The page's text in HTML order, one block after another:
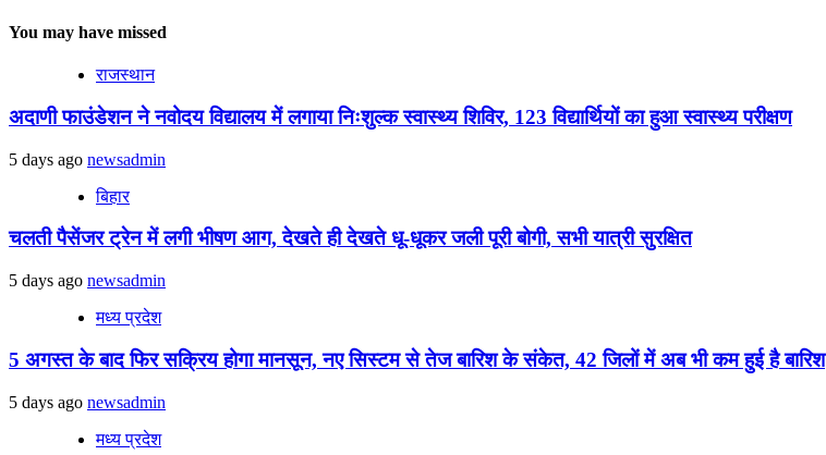
You may have missed
राजस्थान
अदाणी फाउंडेशन ने नवोदय विद्यालय में लगाया निःशुल्क स्वास्थ्य शिविर, 123 विद्यार्थियों का हुआ स्वास्थ्य परीक्षण
5 days ago newsadmin
बिहार
चलती पैसेंजर ट्रेन में लगी भीषण आग, देखते ही देखते धू-धूकर जली पूरी बोगी, सभी यात्री सुरक्षित
5 days ago newsadmin
मध्य प्रदेश
5 अगस्त के बाद फिर सक्रिय होगा मानसून, नए सिस्टम से तेज बारिश के संकेत, 42 जिलों में अब भी कम हुई है बारिश
5 days ago newsadmin
मध्य प्रदेश